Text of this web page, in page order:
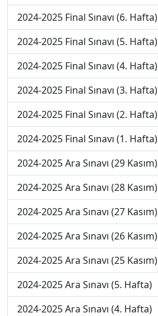
2024-2025 Final Sınavı (6. Hafta)
2024-2025 Final Sınavı (5. Hafta)
2024-2025 Final Sınavı (4. Hafta)
2024-2025 Final Sınavı (3. Hafta)
2024-2025 Final Sınavı (2. Hafta)
2024-2025 Final Sınavı (1. Hafta)
2024-2025 Ara Sınavı (29 Kasım)
2024-2025 Ara Sınavı (28 Kasım)
2024-2025 Ara Sınavı (27 Kasım)
2024-2025 Ara Sınavı (26 Kasım)
2024-2025 Ara Sınavı (25 Kasım)
2024-2025 Ara Sınavı (5. Hafta)
2024-2025 Ara Sınavı (4. Hafta)